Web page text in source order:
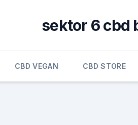
sektor 6 cbd
CBD VEGAN CBD STORE